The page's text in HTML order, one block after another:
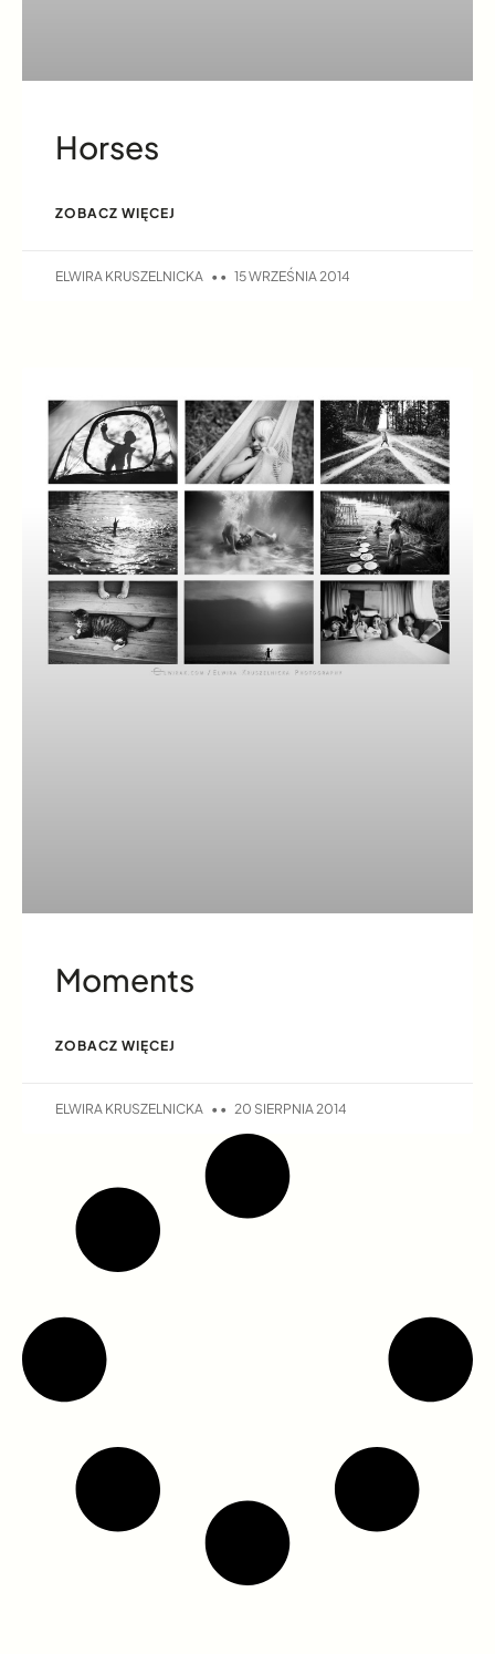
Horses
ZOBACZ WIĘCEJ
ELWIRA KRUSZELNICKA 15 WRZEŚNIA 2014
Moments
ZOBACZ WIĘCEJ
ELWIRA KRUSZELNICKA 20 SIERPNIA 2014